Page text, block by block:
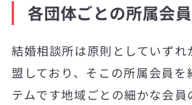
各団体ごとの所属会
結婚相談所は原則としていずれ
盟しており、そこの所属会員を
テムです地域ごとの細かな会員